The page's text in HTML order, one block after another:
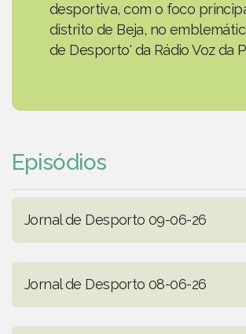
desportiva, com o foco
distrito de Beja, no
de Desporto' da Rádio Voz da
Episódios
Jornal de Desporto 09-06-26
Jornal de Desporto 08-06-26